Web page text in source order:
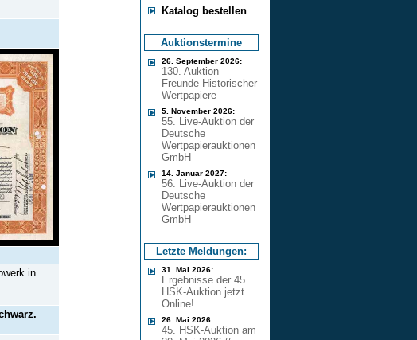
in
Katalog bestellen
Auktionstermine
26. September 2026:
130. Auktion
Freunde Historischer
Wertpapiere
5. November 2026:
55. Live-Auktion der
Deutsche
Wertpapierauktionen
GmbH
14. Januar 2027:
56. Live-Auktion der
Deutsche
Wertpapierauktionen
GmbH
Letzte Meldungen:
31. Mai 2026:
Ergebnisse der 45.
HSK-Auktion jetzt
Online!
26. Mai 2026:
45. HSK-Auktion am